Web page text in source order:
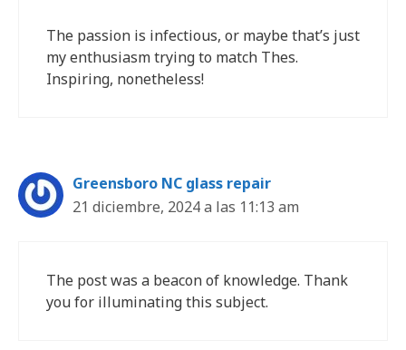
The passion is infectious, or maybe that’s just
my enthusiasm trying to match Thes.
Inspiring, nonetheless!
Greensboro NC glass repair
21 diciembre, 2024 a las 11:13 am
The post was a beacon of knowledge. Thank
you for illuminating this subject.